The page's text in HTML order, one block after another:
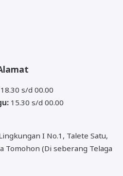
s/d 00.00
15.30 s/d 00.00
I No.1, Talete Satu,
Tomohon (Di seberang Telaga